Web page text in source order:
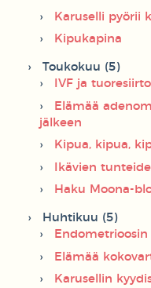
Karuselli pyörii
Kipukapina
Toukokuu (5)
IVF ja tuoresiirto
Elämää
jälkeen
Kipua, kipua,
Ikävien
Haku Moona-
Huhtikuu (5)
Elämää
Karusellin